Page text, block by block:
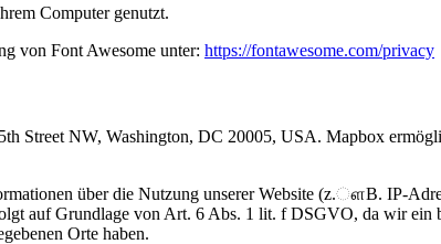
Computer genutzt.
von Font Awesome unter: https://fontawesome.com/privacy
Street NW, Washington, DC 20005, USA. Mapbox
über die Nutzung unserer Website (z.ௗB. IP-
auf Grundlage von Art. 6 Abs. 1 lit. f DSGVO, da wir ein
Orte haben.